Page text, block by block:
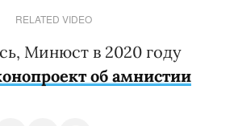
RELATED VIDEO
Минюст в 2020 году
об амнистии